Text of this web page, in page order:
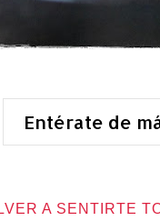
Entérate de
A SENTIRTE